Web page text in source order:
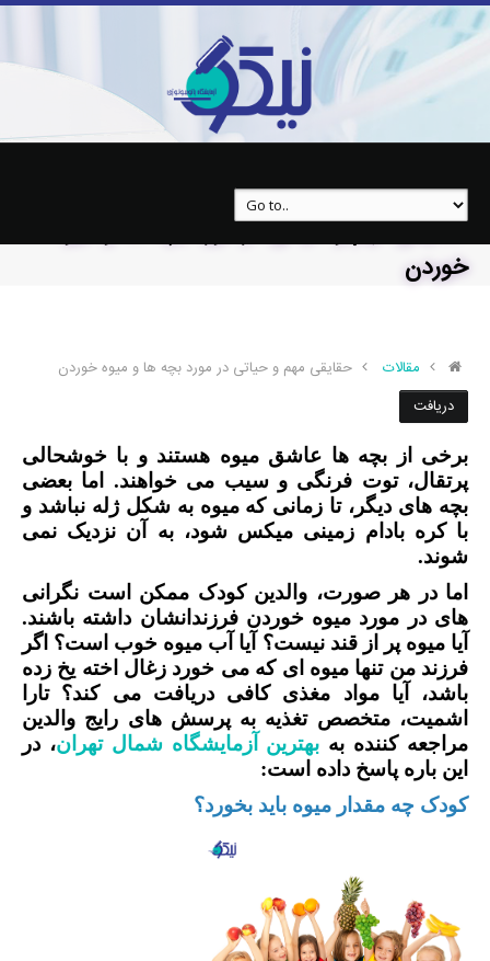
حقایقی مهم و حیاتی در مورد بچه ها و میوه
خوردن
مقالات
حقایقی مهم و حیاتی در مورد بچه ها و میوه خوردن
دریافت
برخی از بچه ها عاشق میوه هستند و با خوشحالی
پرتقال، توت فرنگی و سیب می خواهند. اما بعضی
بچه های دیگر، تا زمانی که میوه به شکل ژله نباشد و
با کره بادام زمینی میکس شود، به آن نزدیک نمی
شوند.
اما در هر صورت، والدین کودک ممکن است نگرانی
های در مورد میوه خوردن فرزندانشان داشته باشند.
آیا میوه پر از قند نیست؟ آیا آب میوه خوب است؟ اگر
فرزند من تنها میوه ای که می خورد زغال اخته یخ زده
باشد، آیا مواد مغذی کافی دریافت می کند؟ تارا
اشمیت، متخصص تغذیه به پرسش های رایج والدین
مراجعه کننده به بهترین آزمایشگاه شمال تهران، در
این باره پاسخ داده است:
کودک چه مقدار میوه باید بخورد؟